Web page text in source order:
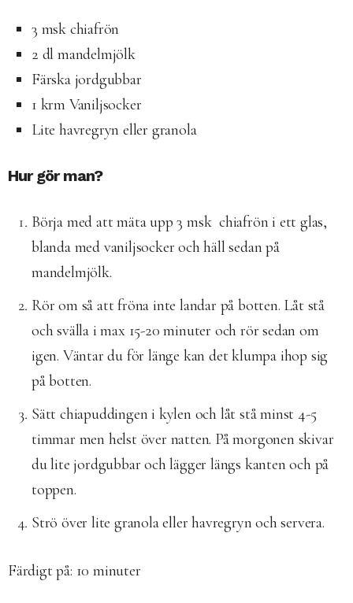
3 msk chiafrön
2 dl mandelmjölk
Färska jordgubbar
1 krm Vaniljsocker
Lite havregryn eller granola
Hur gör man?
Börja med att mäta upp 3 msk chiafrön i ett glas,
blanda med vaniljsocker och häll sedan på
mandelmjölk.
Rör om så att fröna inte landar på botten. Låt stå
och svälla i max 15-20 minuter och rör sedan om
igen. Väntar du för länge kan det klumpa ihop sig
på botten.
Sätt chiapuddingen i kylen och låt stå minst 4-5
timmar men helst över natten. På morgonen skivar
du lite jordgubbar och lägger längs kanten och på
toppen.
Strö över lite granola eller havregryn och servera.
Färdigt på: 10 minuter